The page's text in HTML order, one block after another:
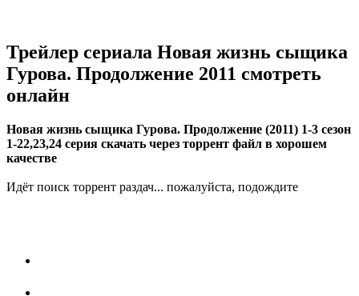
Трейлер сериала Новая жизнь сыщика
Гурова. Продолжение 2011 смотреть
онлайн
Новая жизнь сыщика Гурова. Продолжение (2011) 1-3 сезон
1-22,23,24 серия скачать через торрент файл в хорошем
качестве
Идёт поиск торрент раздач... пожалуйста, подождите